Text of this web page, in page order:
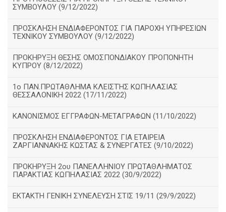
ΣΥΜΒΟΥΛΟΥ (9/12/2022)
ΠΡΟΣΚΛΗΣΗ ΕΝΔΙΑΦΕΡΟΝΤΟΣ ΓΙΑ ΠΑΡΟΧΗ ΥΠΗΡΕΣΙΩΝ
ΤΕΧΝΙΚΟΥ ΣΥΜΒΟΥΛΟΥ (9/12/2022)
ΠΡΟΚΗΡΥΞΗ ΘΕΣΗΣ ΟΜΟΣΠΟΝΔΙΑΚΟΥ ΠΡΟΠΟΝΗΤΗ
ΚΥΠΡΟΥ (8/12/2022)
1ο ΠΑΝ.ΠΡΩΤΑΘΛΗΜΑ ΚΛΕΙΣΤΉΣ ΚΩΠΗΛΑΣΙΑΣ
ΘΕΣΣΑΛΟΝΙΚΗ 2022 (17/11/2022)
ΚΑΝΟΝΙΣΜΟΣ ΕΓΓΡΑΦΩΝ-ΜΕΤΑΓΡΑΦΩΝ (11/10/2022)
ΠΡΟΣΚΛΗΣΗ ΕΝΔΙΑΦΕΡΟΝΤΟΣ ΓΙΑ ΕΤΑΙΡΕΙΑ
ΖΑΡΓΙΑΝΝΑΚΗΣ ΚΩΣΤΑΣ & ΣΥΝΕΡΓΑΤΕΣ (9/10/2022)
ΠΡΟΚΗΡΥΞΗ 2ου ΠΑΝΕΛΛΗΝΙΟΥ ΠΡΩΤΑΘΛΗΜΑΤΟΣ
ΠΑΡΑΚΤΙΑΣ ΚΩΠΗΛΑΣΙΑΣ 2022 (30/9/2022)
ΕΚΤΑΚΤΗ ΓΕΝΙΚΗ ΣΥΝΕΛΕΥΣΗ ΣΤΙΣ 19/11 (29/9/2022)